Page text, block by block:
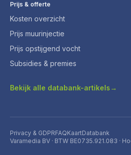
Prijs & offerte
Kosten overzicht
Prijs muurinjectie
Prijs opstijgend vocht
Subsidies & premies
Bekijk alle databank-artikels →
Privacy & GDPRFAQKaartDatabank
Varamedia BV · BTW BE0735.921.083 ·